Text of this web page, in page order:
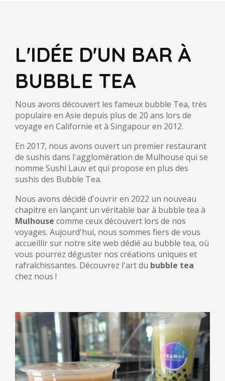
L'IDÉE D'UN BAR À
BUBBLE TEA
Nous avons découvert les fameux bubble Tea, très
populaire en Asie depuis plus de 20 ans lors de
voyage en Californie et à Singapour en 2012.
En 2017, nous avons ouvert un premier restaurant
de sushis dans l'agglomération de Mulhouse qui se
nomme Sushi Lauv et qui propose en plus des
sushis des Bubble Tea.
Nous avons décidé d'ouvrir en 2022 un nouveau
chapitre en lançant un véritable bar à bubble tea à
Mulhouse comme ceux découvert lors de nos
voyages. Aujourd'hui, nous sommes fiers de vous
accueillir sur notre site web dédié au bubble tea, où
vous pourrez déguster nos créations uniques et
rafraîchissantes. Découvrez l'art du bubble tea
chez nous !